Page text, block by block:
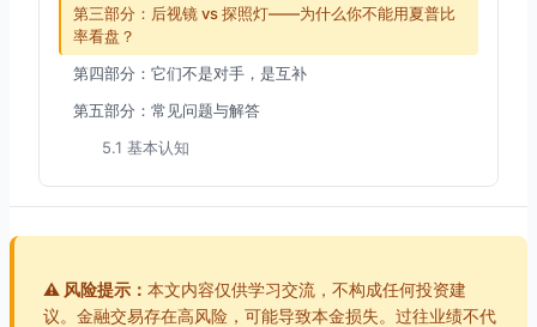
第三部分：后视镜 vs 探照灯——为什么你不能用夏普比
率看盘？
第四部分：它们不是对手，是互补
第五部分：常见问题与解答
5.1 基本认知
5.2 实践问题
6.2 行动建议
⚠️ 风险提示： 本文内容仅供学习交流，不构成任何投资建
议。金融交易存在高风险，可能导致本金损失。过往业绩不代